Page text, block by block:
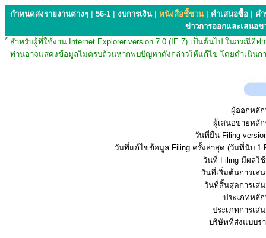
กำหนดส่งรายงานต่างๆ 56-1 งบการเงิน หนังสือชี้ชวน คำเสนอซื้อ
ค
ข่าวการออกและเสนอข
* สำหรับผู้ที่ใช้งาน Internet Explorer version 7.0 (IE 7) เป็นต้นไป ในกรณี
ท่านอาจแสดงข้อมูลไม่ครบถ้วนหากพบปัญหาดังกล่าวให้แก้ไข โดยดำเนินก
ผู้ออกหลั
ผู้เสนอขายหลั
วันที่ยื่น Filing
วันที่แก้ไขข้อมูล Filing ครั้งล่าสุด (วันที่นับ 1
วันที่ Filing มีผลใ
วันที่เริ่มต้นการเส
วันที่สิ้นสุดการเส
ประเภทหลั
ประเภทการเส
บริษัทที่ส่งแบบร